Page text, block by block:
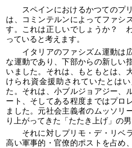
スペインにおけるかつてのプ
は、コミンテルンによってファシ
す。これは正しいでしょうか？
っていると考えます。
イタリアのファシズム運動は
な運動であり、下部からの新しい
いました。それは、もともとは、
けられ資金援助されていたとは
た。それは、小ブルジョアジー、
ート、そしてある程度まではプロ
ました。元社会主義者のムッソリ
り上がってきた「たたき上げ」の男
それに対しプリモ・デ・リベ
高い軍事的・官僚的ポストを占め